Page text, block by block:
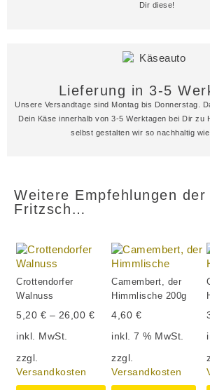
Dir diese!
Lieferung in 3-5
Unsere Versandtage sind Montag bis Donnerstag.
Dein Käse innerhalb von 3-5 Werktagen bei Dir zu
selbst gestalten wir so nachhaltig wie
Weitere Empfehlungen der
Fritzsch…
Crottendorfer
Walnuss
5,20 € – 26,00 €
inkl. MwSt.
zzgl.
Versandkosten
Camembert, der
Himmlische 200g
4,60 €
inkl. 7 % MwSt.
zzgl.
Versandkosten